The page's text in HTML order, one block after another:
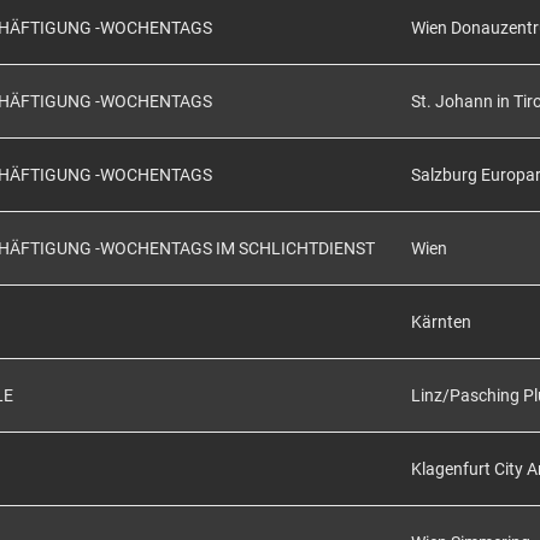
-WOCHENTAGS Wien
-WOCHENTAGS St. Johann in
-WOCHENTAGS Salzburg
-WOCHENTAGS IM SCHLICHTDIENST Wien
Kärnten
Linz/Pasching
Klagenfurt City